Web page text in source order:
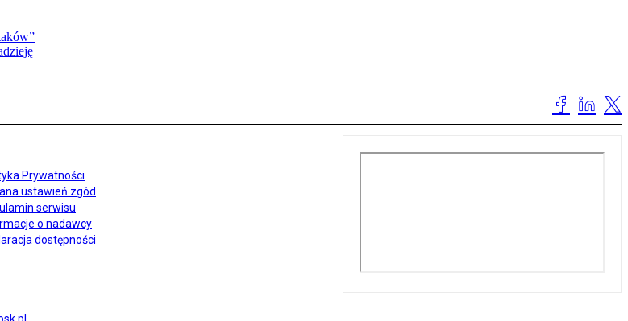
Prywatności
ustawień zgód
serwisu
o nadawcy
dostępności